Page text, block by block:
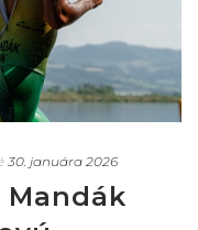
30. januára 2026
Mandák